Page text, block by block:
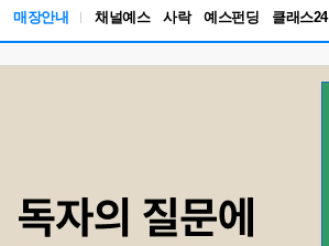
매장안내 채널예스 사락 예스펀딩 클래스24